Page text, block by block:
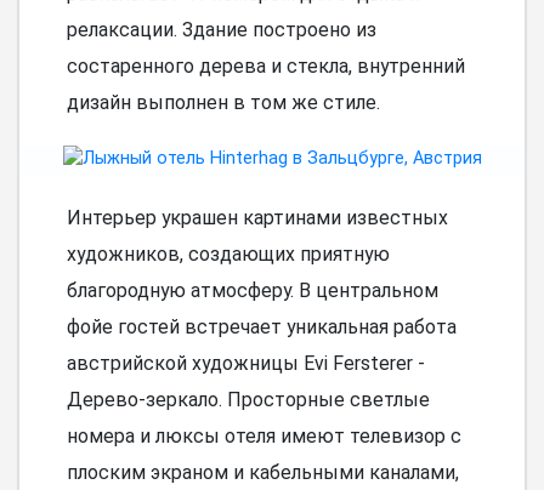
релаксации. Здание построено из
состаренного дерева и стекла, внутренний
дизайн выполнен в том же стиле.
Интерьер украшен картинами известных
художников, создающих приятную
благородную атмосферу. В центральном
фойе гостей встречает уникальная работа
австрийской художницы Evi Fersterer -
Дерево-зеркало. Просторные светлые
номера и люксы отеля имеют телевизор с
плоским экраном и кабельными каналами,